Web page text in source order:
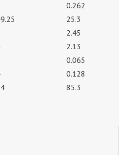
0.262
25.3
2.45
2.13
0.065
0.128
85.3